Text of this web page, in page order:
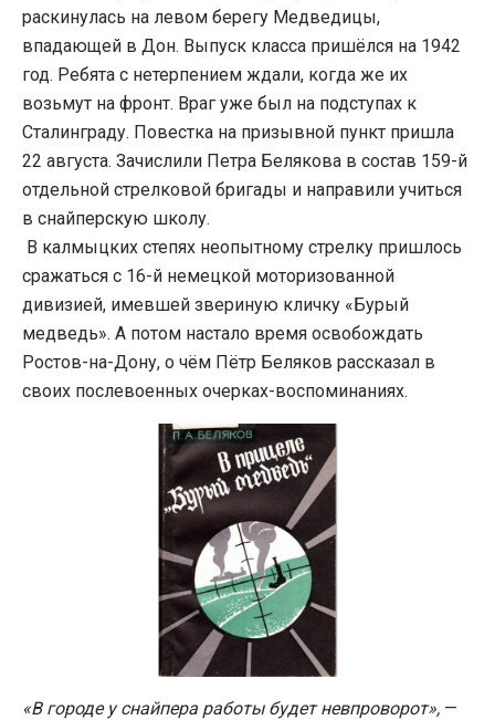
раскинулась на левом берегу Медведицы,
впадающей в Дон. Выпуск класса пришёлся на 1942
год. Ребята с нетерпением ждали, когда же их
возьмут на фронт. Враг уже был на подступах к
Сталинграду. Повестка на призывной пункт пришла
22 августа. Зачислили Петра Белякова в состав 159-й
отдельной стрелковой бригады и направили учиться
в снайперскую школу.
В калмыцких степях неопытному стрелку пришлось
сражаться с 16-й немецкой моторизованной
дивизией, имевшей звериную кличку «Бурый
медведь». А потом настало время освобождать
Ростов-на-Дону, о чём Пётр Беляков рассказал в
своих послевоенных очерках-воспоминаниях.
«В городе у снайпера работы будет невпроворот», —